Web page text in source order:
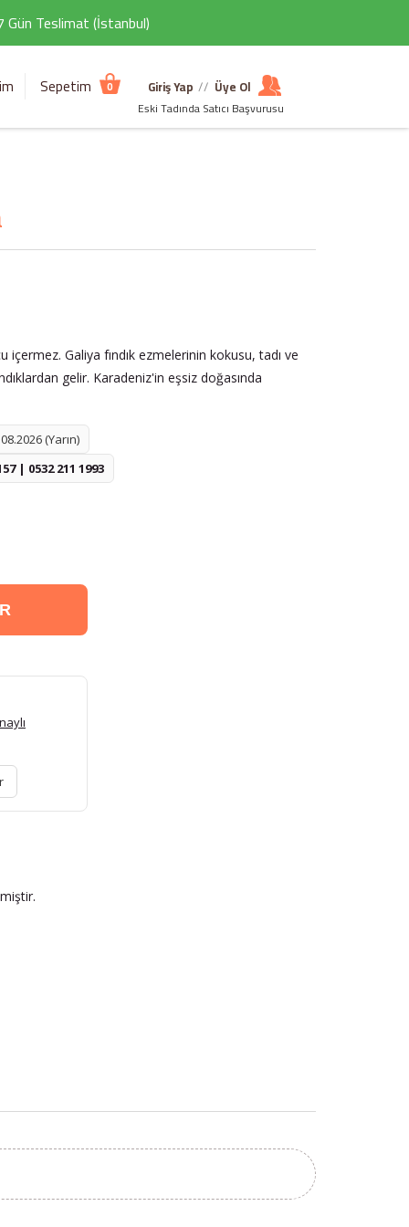
Gün Teslimat (İstanbul)
Sepetim 0 Giriş Yap // Üye Ol
Eski Tadında Satıcı Başvurusu
Galiya fındık ezmelerinin kokusu, tadı ve
gelir. Karadeniz'in eşsiz doğasında
(Yarın)
| 0532 211 1993